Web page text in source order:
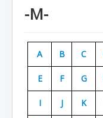
Chronologie
Escadrilles
Organisation
Avions
Personnels
-M-
A B C
E F G
I J K